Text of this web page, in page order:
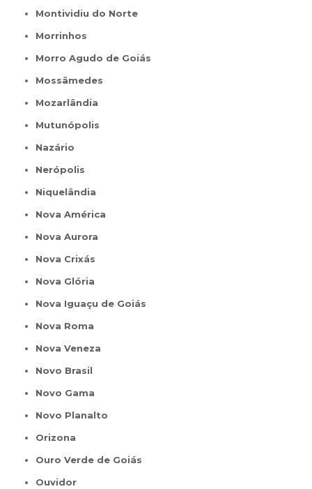
Montividiu do Norte
Morrinhos
Morro Agudo de Goiás
Mossâmedes
Mozarlândia
Mutunópolis
Nazário
Nerópolis
Niquelândia
Nova América
Nova Aurora
Nova Crixás
Nova Glória
Nova Iguaçu de Goiás
Nova Roma
Nova Veneza
Novo Brasil
Novo Gama
Novo Planalto
Orizona
Ouro Verde de Goiás
Ouvidor